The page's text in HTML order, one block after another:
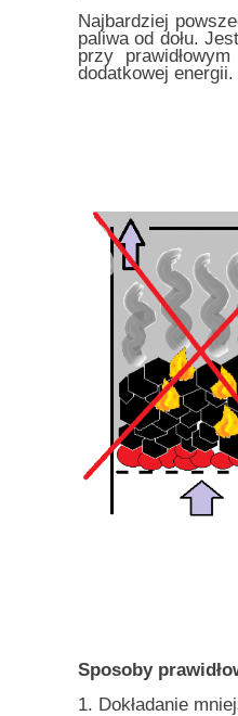
Najbardziej
paliwa od dołu.
przy
dodatkowej energii.
Sposoby
1. Dokładanie